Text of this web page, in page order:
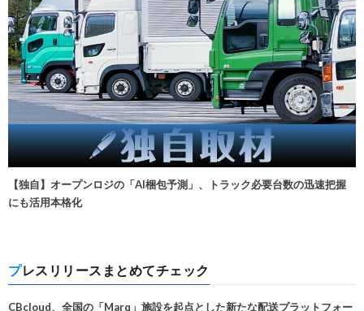
【独自】オープンロジの「AI梱包予測」、トラック必要台数の迅速把握
にも活用本格化
プレスリリースまとめてチェック
CBcloud、全国の「Marq」施設を起点とした新たな配送プラットフォー